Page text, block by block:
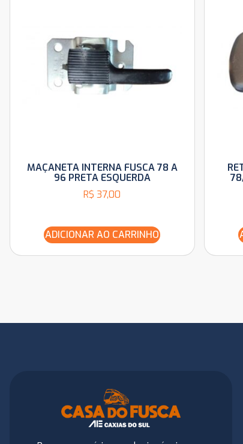
MAÇANETA INTERNA FUSCA 78 A
96 PRETA ESQUERDA
R$ 37,00
ADICIONAR AO CARRINHO